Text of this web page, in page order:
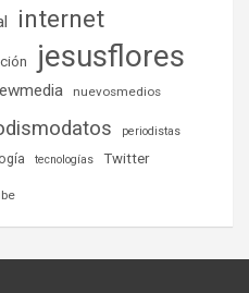
internet
jesusflores
nuevosmedios
periodistas
tecnologías Twitter